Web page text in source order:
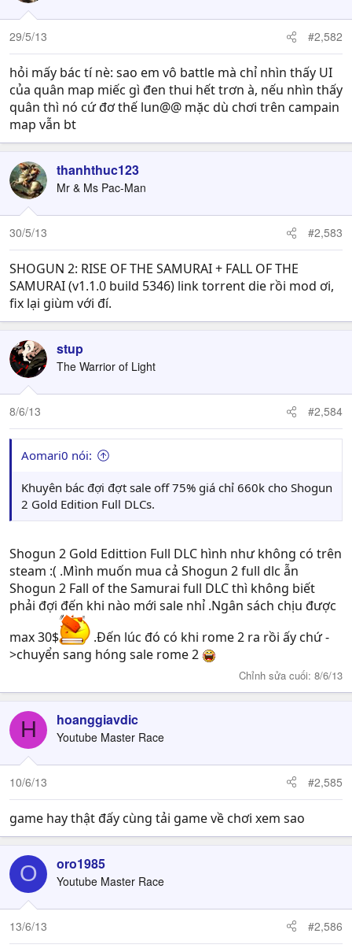
29/5/13 #2,582
hỏi mấy bác tí nè: sao em vô battle mà chỉ nhìn thấy UI
của quân map miếc gì đen thui hết trơn à, nếu nhìn thấy
quân thì nó cứ đơ thế lun@@ mặc dù chơi trên campain
map vẫn bt
thanhthuc123
Mr & Ms Pac-Man
30/5/13 #2,583
SHOGUN 2: RISE OF THE SAMURAI + FALL OF THE
SAMURAI (v1.1.0 build 5346) link torrent die rồi mod ơi,
fix lại giùm với đí.
stup
The Warrior of Light
8/6/13 #2,584
Aomari0 nói:
Khuyên bác đợi đợt sale off 75% giá chỉ 660k cho Shogun
2 Gold Edition Full DLCs.
Shogun 2 Gold Edittion Full DLC hình như không có trên
steam :( .Mình muốn mua cả Shogun 2 full dlc ẫn
Shogun 2 Fall of the Samurai full DLC thì không biết
phải đợi đến khi nào mới sale nhỉ .Ngân sách chịu được
max 30$
.Đến lúc đó có khi rome 2 ra rồi ấy chứ -
>chuyển sang hóng sale rome 2
Chỉnh sửa cuối: 8/6/13
H hoanggiavdic
Youtube Master Race
10/6/13 #2,585
game hay thật đấy cùng tải game về chơi xem sao
O oro1985
Youtube Master Race
13/6/13 #2,586